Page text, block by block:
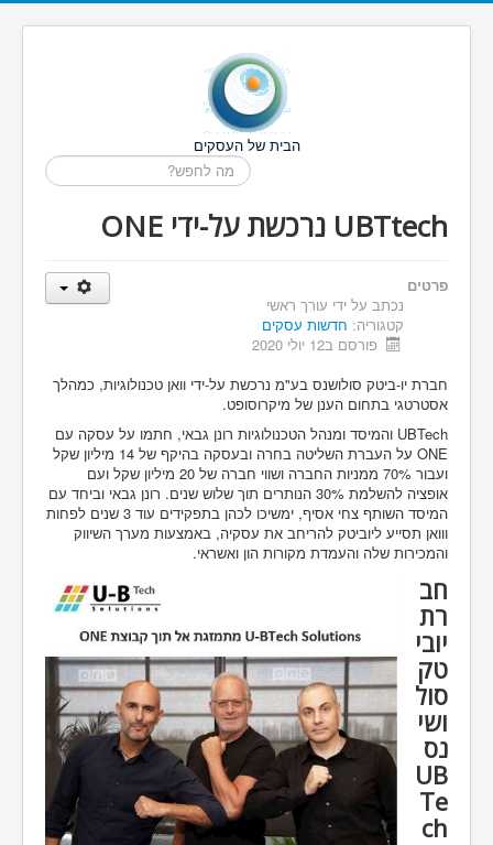
הבית של העסקים
חיפוש...
UBTtech נרכשת על-ידי ONE
פרטים
נכתב על ידי עורך ראשי
קטגוריה: חדשות עסקים
פורסם ב12 יולי 2020
חברת יו-ביטק סולושנס בע"מ נרכשת על-ידי וואן טכנולוגיות, כמהלך
אסטרטגי בתחום הענן של מיקרוסופט.
UBTech והמיסד ומנהל הטכנולוגיות רונן גבאי, חתמו על עסקה עם
ONE על העברת השליטה בחרה ובעסקה בהיקף של 14 מיליון שקל
ועבור 70% ממניות החברה ושווי חברה של 20 מיליון שקל ועם
אופציה להשלמת 30% הנותרים תוך שלוש שנים. רונן גבאי וביחד עם
המיסד השותף צחי אסיף, ימשיכו לכהן בתפקידים עוד 3 שנים לפחות
ווואן תסייע ליוביטק להריחב את עסקיה, באמצעות מערך השיווק
והמכירות שלה והעמדת מקורות הון ואשראי.
חב
רת
יובי
טק
סול
ושי
נס
UB
Te
ch